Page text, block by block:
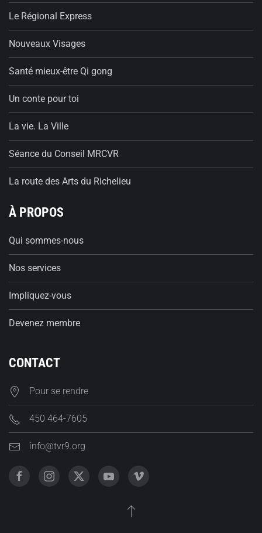
Le Régional Express
Nouveaux Visages
Santé mieux-être Qi gong
Un conte pour toi
La vie. La Ville
Séance du Conseil MRCVR
La route des Arts du Richelieu
À PROPOS
Qui sommes-nous
Nos services
Impliquez-vous
Devenez membre
CONTACT
Pour se rendre
450 464-7605
info@tvr9.org